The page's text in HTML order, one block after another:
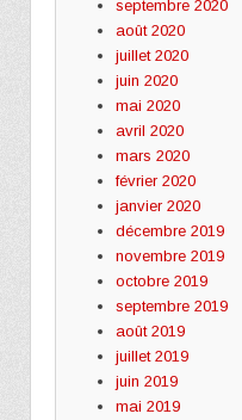
septembre 2020
août 2020
juillet 2020
juin 2020
mai 2020
avril 2020
mars 2020
février 2020
janvier 2020
décembre 2019
novembre 2019
octobre 2019
septembre 2019
août 2019
juillet 2019
juin 2019
mai 2019